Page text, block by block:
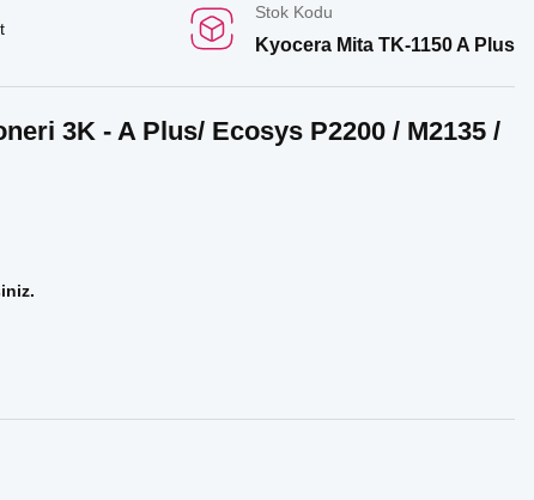
Stok Kodu
Kyocera Mita TK-1150 A Plus
3K - A Plus/ Ecosys P2200 / M2135 /